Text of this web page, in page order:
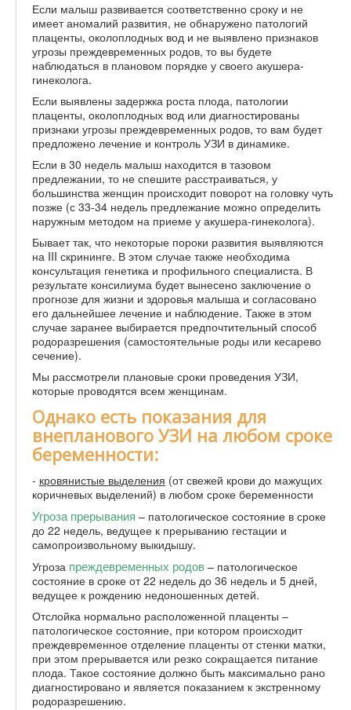
Если малыш развивается соответственно сроку и не
имеет аномалий развития, не обнаружено патологий
плаценты, околоплодных вод и не выявлено признаков
угрозы преждевременных родов, то вы будете
наблюдаться в плановом порядке у своего акушера-
гинеколога.
Если выявлены задержка роста плода, патологии
плаценты, околоплодных вод или диагностированы
признаки угрозы преждевременных родов, то вам будет
предложено лечение и контроль УЗИ в динамике.
Если в 30 недель малыш находится в тазовом
предлежании, то не спешите расстраиваться, у
большинства женщин происходит поворот на головку чуть
позже (с 33-34 недель предлежание можно определить
наружным методом на приеме у акушера-гинеколога).
Бывает так, что некоторые пороки развития выявляются
на III скрининге. В этом случае также необходима
консультация генетика и профильного специалиста. В
результате консилиума будет вынесено заключение о
прогнозе для жизни и здоровья малыша и согласовано
его дальнейшее лечение и наблюдение. Также в этом
случае заранее выбирается предпочтительный способ
родоразрешения (самостоятельные роды или кесарево
сечение).
Мы рассмотрели плановые сроки проведения УЗИ,
которые проводятся всем женщинам.
Однако есть показания для
внепланового УЗИ на любом сроке
беременности:
- кровянистые выделения (от свежей крови до мажущих
коричневых выделений) в любом сроке беременности
Угроза прерывания – патологическое состояние в сроке
до 22 недель, ведущее к прерыванию гестации и
самопроизвольному выкидышу.
Угроза преждевременных родов – патологическое
состояние в сроке от 22 недель до 36 недель и 5 дней,
ведущее к рождению недоношенных детей.
Отслойка нормально расположенной плаценты –
патологическое состояние, при котором происходит
преждевременное отделение плаценты от стенки матки,
при этом прерывается или резко сокращается питание
плода. Такое состояние должно быть максимально рано
диагностировано и является показанием к экстренному
родоразрешению.